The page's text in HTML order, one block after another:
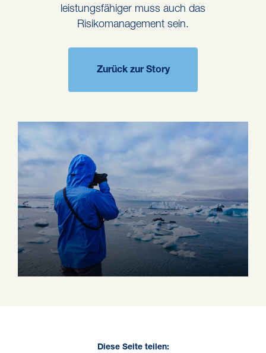
leistungsfähiger muss auch das
Risikomanagement sein.
Zurück zur Story
Diese Seite teilen: